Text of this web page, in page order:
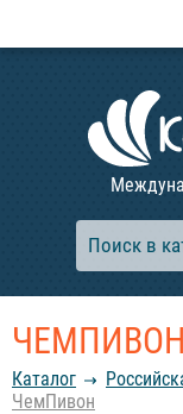
ЧЕМПИВОН
Каталог
ЧемПивон